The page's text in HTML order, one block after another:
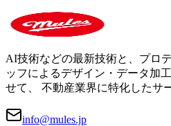
AI技術などの最新技術と、プロ
ッフによるデザイン・データ加
せて、 不動産業界に特化したサ
info@mules.jp